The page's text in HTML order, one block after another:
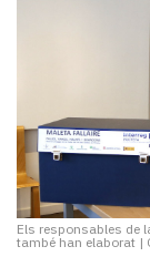
Els responsables de
també han elaborat |